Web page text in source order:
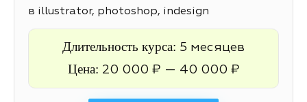
в illustrator, photoshop, indesign
Длительность курса: 5 месяцев
Цена: 20 000 ₽ — 40 000 ₽